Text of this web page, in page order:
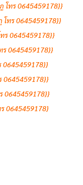
โทร 0645459178}}
โทร 0645459178}}
ร 0645459178}}
ร 0645459178}}
0645459178}}
0645459178}}
0645459178}}
ร 0645459178}